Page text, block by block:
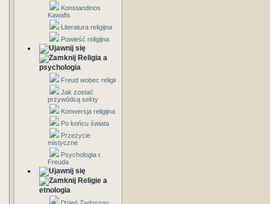
Konstandinos
Kawafis
Literatura religijna
Powieść religijna
Religia a
psychologia
Freud wobec religii
Jak zostać
przywódcą sekty
Konwersja religijna
Po końcu świata
Przeżycie
mistyczne
Psychologia r.
Freuda
Religie a
etnologia